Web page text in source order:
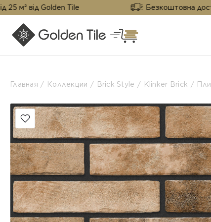
Golden Tile Безкоштовна доставка від
Главная Коллекции Brick Style Klinker Brick